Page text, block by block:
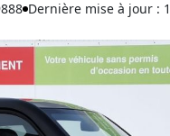
Dernière mise à jour :